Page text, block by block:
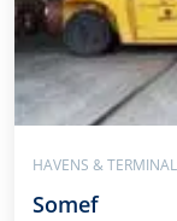
HAVENS &
Somef